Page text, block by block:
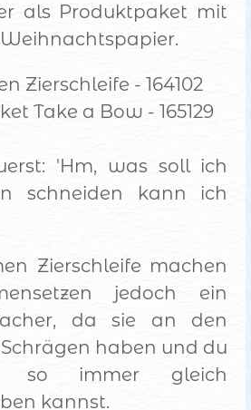
als Produktpaket mit
Zierschleife - 164102
Take a Bow - 165129
'Hm, was soll ich
schneiden kann ich
Zierschleife machen
jedoch ein
da sie an den
haben und du
so immer gleich
kannst.